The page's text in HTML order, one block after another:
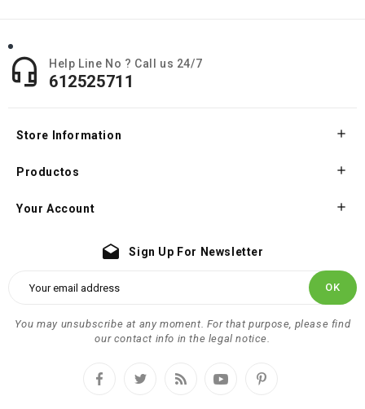
 Help Line No ? Call us 24/7
612525711
Store Information 
Productos 
Your Account 
drafts Sign Up For Newsletter
You may unsubscribe at any moment. For that purpose, please find
our contact info in the legal notice.